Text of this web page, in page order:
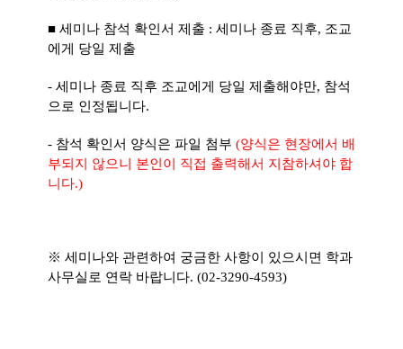
■ 세미나 참석 확인서 제출 : 세미나 종료 직후, 조교
에게 당일 제출
- 세미나 종료 직후 조교에게 당일 제출해야만, 참석
으로 인정됩니다.
- 참석 확인서 양식은 파일 첨부 (양식은 현장에서 배
부되지 않으니 본인이 직접 출력해서 지참하셔야 합
니다.)
※ 세미나와 관련하여 궁금한 사항이 있으시면 학과
사무실로 연락 바랍니다. (02-3290-4593)